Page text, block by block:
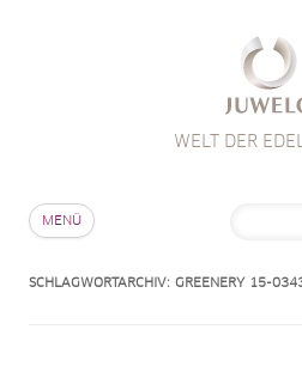
WELT DER
MENÜ
SCHLAGWORTARCHIV: GREENERY 15-